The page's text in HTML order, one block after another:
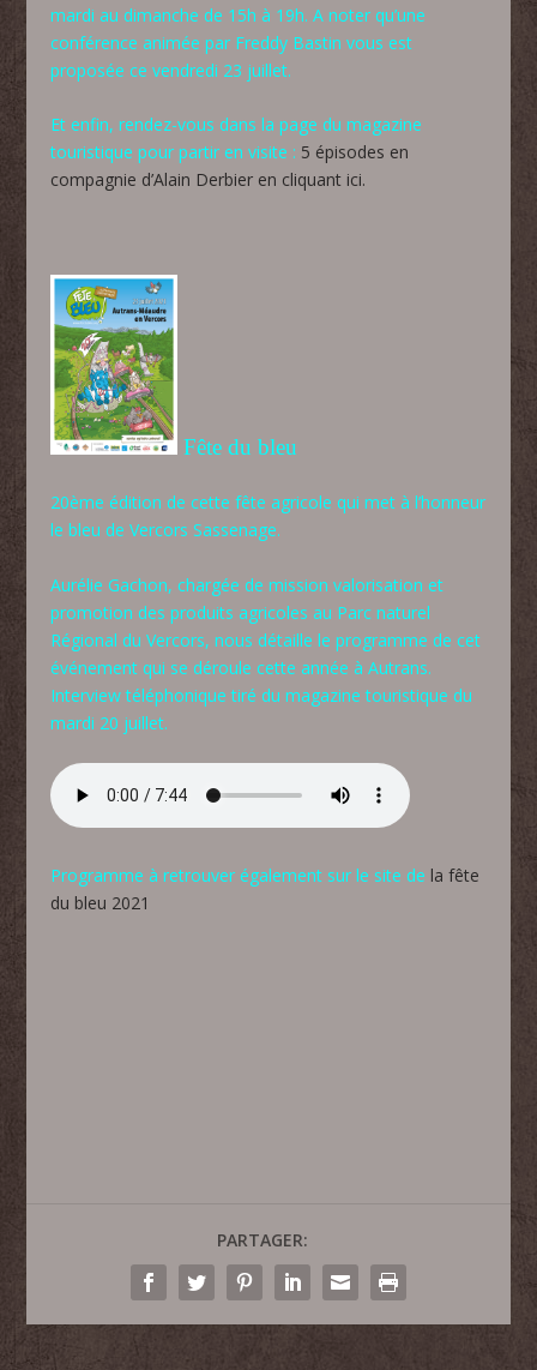
mardi au dimanche de 15h à 19h. A noter qu’une
conférence animée par Freddy Bastin vous est
proposée ce vendredi 23 juillet.
Et enfin, rendez-vous dans la page du magazine
touristique pour partir en visite : 5 épisodes en
compagnie d’Alain Derbier en cliquant ici.
Fête du bleu
20ème édition de cette fête agricole qui met à l’honneur
le bleu de Vercors Sassenage.
Aurélie Gachon, chargée de mission valorisation et
promotion des produits agricoles au Parc naturel
Régional du Vercors, nous détaille le programme de cet
événement qui se déroule cette année à Autrans.
Interview téléphonique tiré du magazine touristique du
mardi 20 juillet.
Programme à retrouver également sur le site de la fête
du bleu 2021
PARTAGER: